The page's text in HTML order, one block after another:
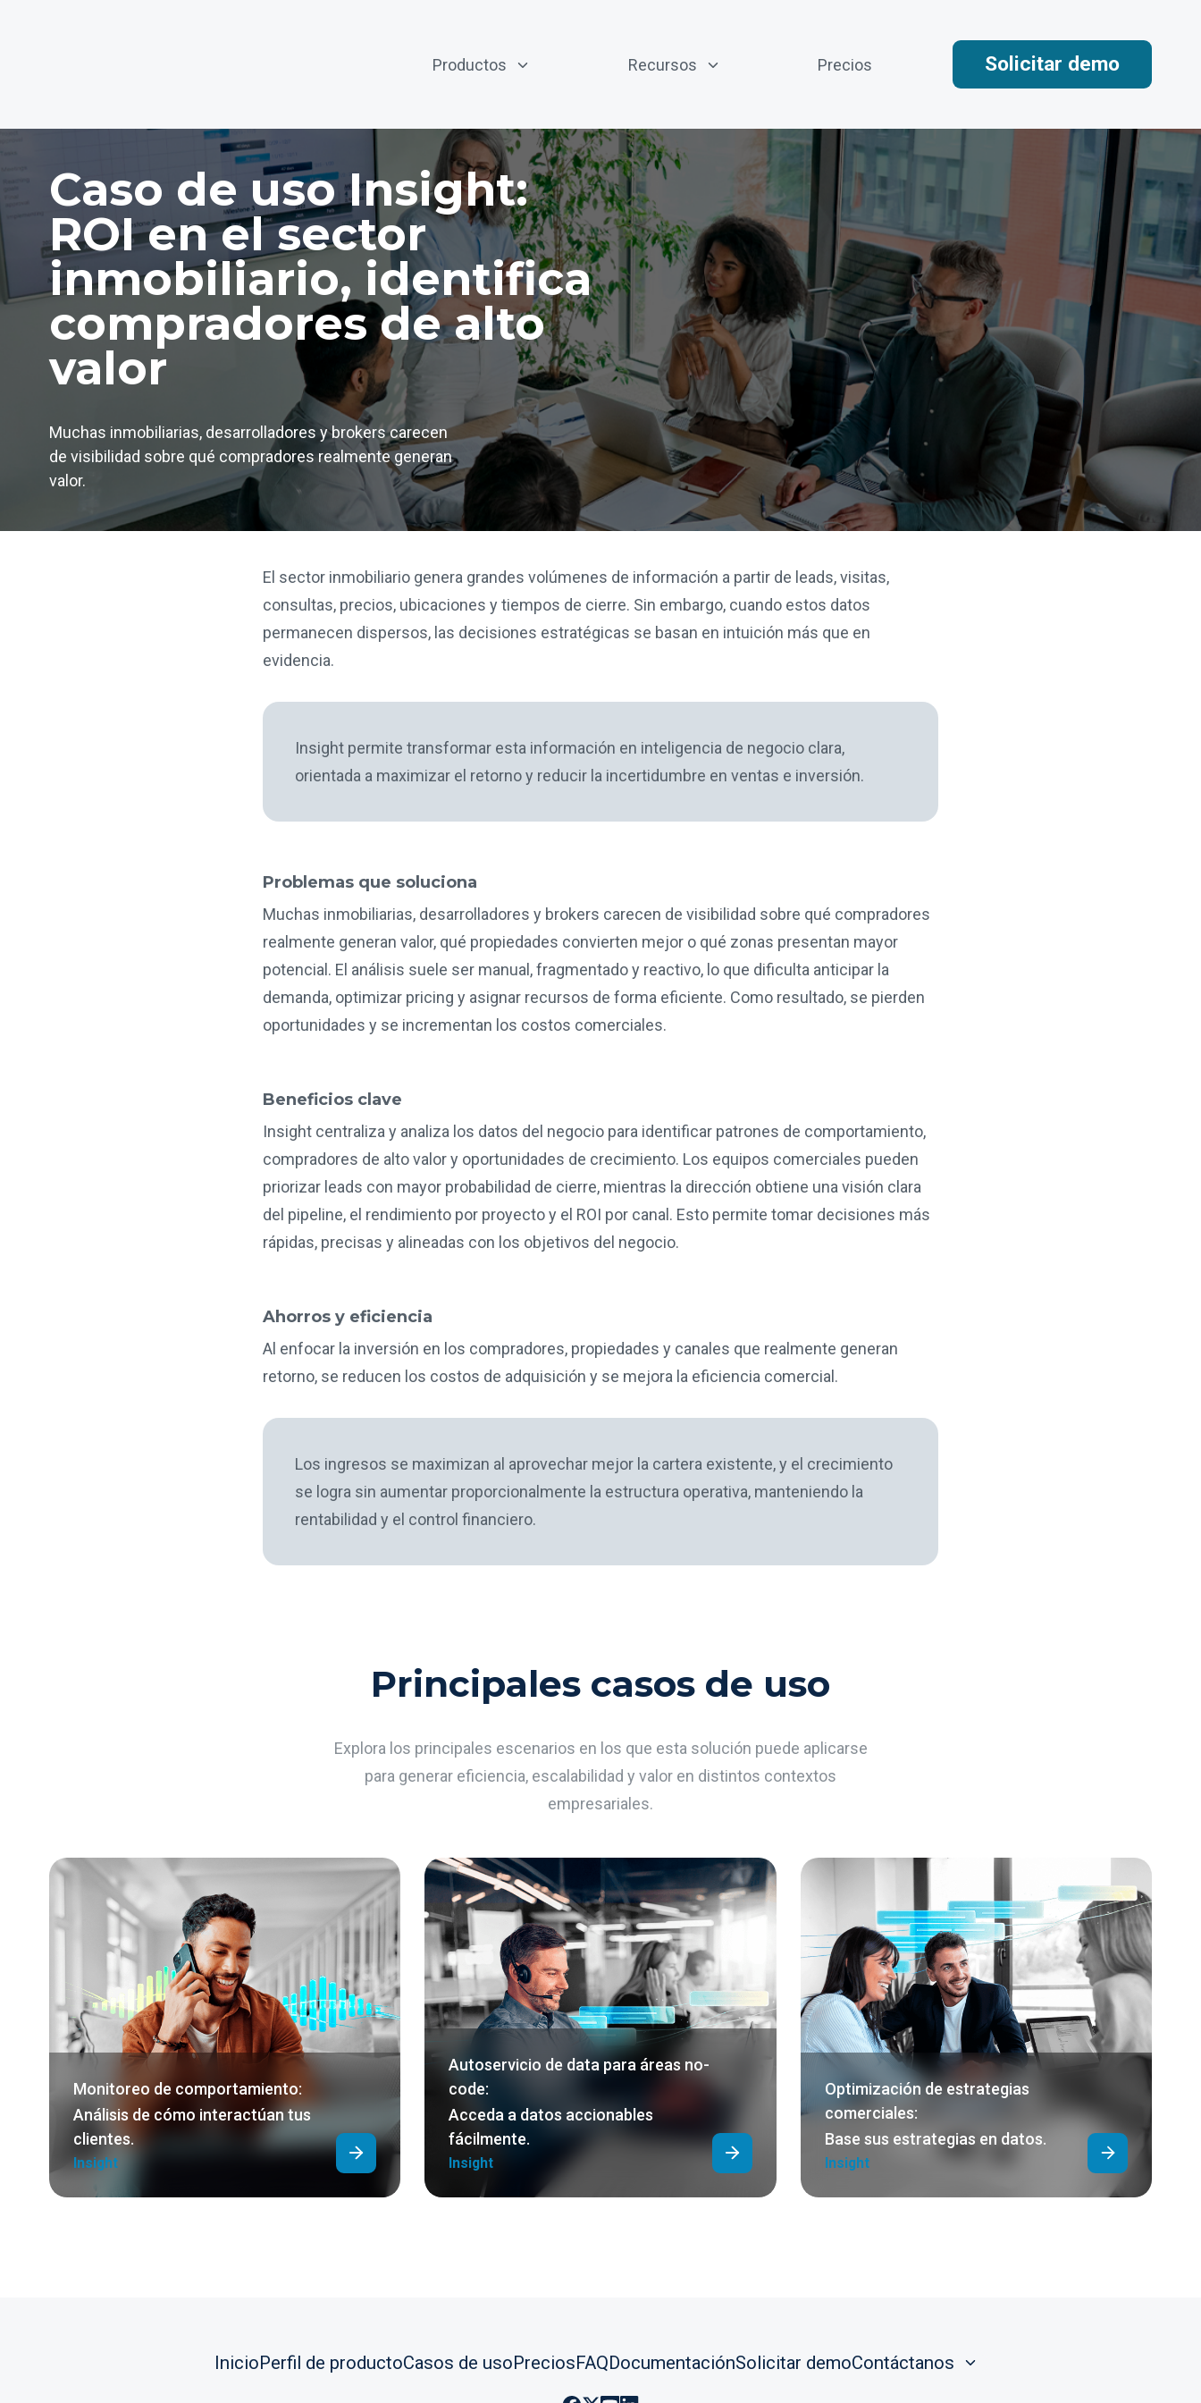
Productos Recursos Precios Solicitar demo
Caso de uso Insight:
ROI en el sector
inmobiliario, identifica
compradores de alto
valor
Muchas inmobiliarias, desarrolladores y brokers carecen
de visibilidad sobre qué compradores realmente generan
valor.
El sector inmobiliario genera grandes volúmenes de información a partir de leads, visitas,
consultas, precios, ubicaciones y tiempos de cierre. Sin embargo, cuando estos datos
permanecen dispersos, las decisiones estratégicas se basan en intuición más que en
evidencia.
Insight permite transformar esta información en inteligencia de negocio clara,
orientada a maximizar el retorno y reducir la incertidumbre en ventas e inversión.
Problemas que soluciona
Muchas inmobiliarias, desarrolladores y brokers carecen de visibilidad sobre qué compradores
realmente generan valor, qué propiedades convierten mejor o qué zonas presentan mayor
potencial. El análisis suele ser manual, fragmentado y reactivo, lo que dificulta anticipar la
demanda, optimizar pricing y asignar recursos de forma eficiente. Como resultado, se pierden
oportunidades y se incrementan los costos comerciales.
Beneficios clave
Insight centraliza y analiza los datos del negocio para identificar patrones de comportamiento,
compradores de alto valor y oportunidades de crecimiento. Los equipos comerciales pueden
priorizar leads con mayor probabilidad de cierre, mientras la dirección obtiene una visión clara
del pipeline, el rendimiento por proyecto y el ROI por canal. Esto permite tomar decisiones más
rápidas, precisas y alineadas con los objetivos del negocio.
Ahorros y eficiencia
Al enfocar la inversión en los compradores, propiedades y canales que realmente generan
retorno, se reducen los costos de adquisición y se mejora la eficiencia comercial.
Los ingresos se maximizan al aprovechar mejor la cartera existente, y el crecimiento
se logra sin aumentar proporcionalmente la estructura operativa, manteniendo la
rentabilidad y el control financiero.
Principales casos de uso
Explora los principales escenarios en los que esta solución puede aplicarse
para generar eficiencia, escalabilidad y valor en distintos contextos
empresariales.
Monitoreo de comportamiento:
Análisis de cómo interactúan tus
clientes.
Insight
Autoservicio de data para áreas no-
code:
Acceda a datos accionables
fácilmente.
Insight
Optimización de estrategias
comerciales:
Base sus estrategias en datos.
Insight
InicioPerfil de productoCasos de usoPreciosFAQDocumentaciónSolicitar demoContáctanos